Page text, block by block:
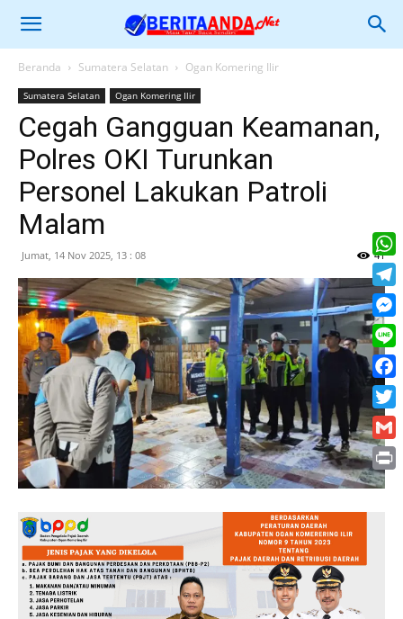
Beranda Sumatera Selatan Ogan Komering Ilir
Sumatera Selatan Ogan Komering Ilir
Cegah Gangguan Keamanan,
Polres OKI Turunkan
Personel Lakukan Patroli
Malam
Jumat, 14 Nov 2025, 13 : 08 41
Line
Print